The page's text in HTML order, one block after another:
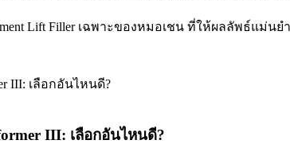
Lift Filler เฉพาะของหมอเชน ที่ให้ผลลัพธ์แม่น
III: เลือกอันไหนดี?